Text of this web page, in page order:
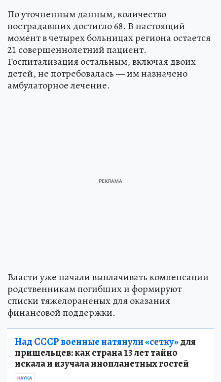
По уточненным данным, количество
пострадавших достигло 68. В настоящий
момент в четырех больницах региона остается
21 совершеннолетний пациент.
Госпитализация остальным, включая двоих
детей, не потребовалась — им назначено
амбулаторное лечение.
Власти уже начали выплачивать компенсации
родственникам погибших и формируют
списки тяжелораненых для оказания
финансовой поддержки.
Над СССР военные натянули «сетку»для
пришельцев: как страна 13 лет тайно
искала и изучала инопланетных гостей
НАУКА